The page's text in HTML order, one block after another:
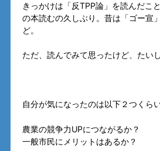
きっかけは「反TPP論」を読んだこ
の本読むの久しぶり。昔は「ゴー宣
ど。
ただ、読んでみて思ったけど、たい
自分が気になったのは以下２つくらい
農業の競争力UPにつながるか？
一般市民にメリットはあるか？